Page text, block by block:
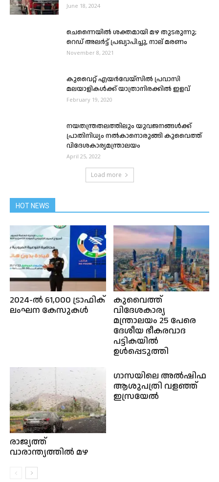
June 18, 2024
ചെന്നൈയിൽ ശക്തമായി മഴ തുടരുന്നു;
റെഡ് അലർട്ട് പ്രഖ്യാപിച്ചു, നാല് മരണം
November 8, 2021
കുവൈറ്റ് എയര്‍വേയ്സിൽ പ്രവാസി
മലയാളികള്‍ക്ക് യാത്രാനിരക്കിൽ ഇളവ്
February 19, 2020
നയതന്ത്രതലത്തിലും യുവജനങ്ങൾക്ക്
പ്രാതിനിധ്യം നൽകാനൊരുങ്ങി കുവൈത്ത്
വിദേശകാര്യമന്ത്രാലയം
April 25, 2022
Load more
HOT NEWS
2024-ൽ 61,000 ട്രാഫിക്
ലംഘന കേസുകൾ
കുവൈത്ത്
വിദേശകാര്യ
മന്ത്രാലയം 25 പേരെ
ദേശീയ ഭീകരവാദ
പട്ടികയിൽ
ഉൾപ്പെടുത്തി
രാജ്യത്ത്
വാരാന്ത്യത്തിൽ മഴ
ഗാസയിലെ അൽഷിഫ
ആശുപത്രി വളഞ്ഞ്
ഇസ്രയേൽ